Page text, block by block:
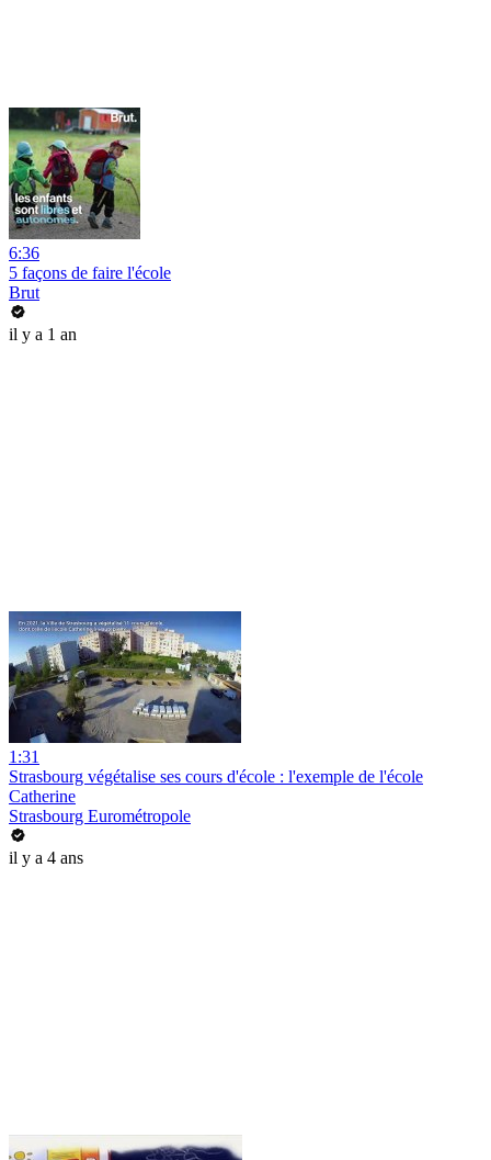
6:36
5 façons de faire l'école
Brut
il y a 1 an
1:31
Strasbourg végétalise ses cours d'école : l'exemple de l'école
Catherine
Strasbourg Eurométropole
il y a 4 ans